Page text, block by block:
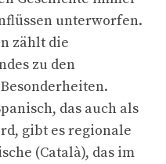
unterworfen.
zählt die
zu den
das auch als
gibt es regionale
(Català), das im